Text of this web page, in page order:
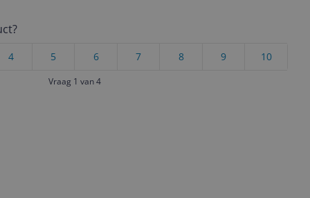
10
9
8
7
6
5
4
Vraag 1 van 4